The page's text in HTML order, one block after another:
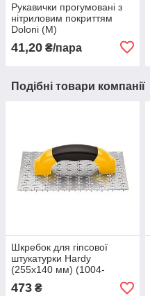
Рукавички прогумовані з
нітриловим покриттям
Doloni (М)
41,20 ₴/пара
Подібні товари компанії
Шкребок для гіпсової
штукатурки Hardy
(255х140 мм) (1004-
102515)
473 ₴